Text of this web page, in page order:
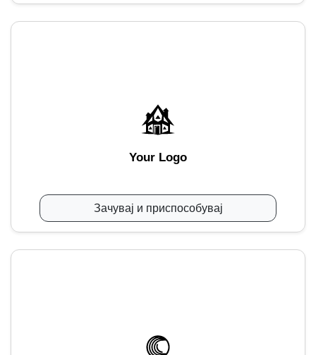
Your Logo
Зачувај и приспособувај